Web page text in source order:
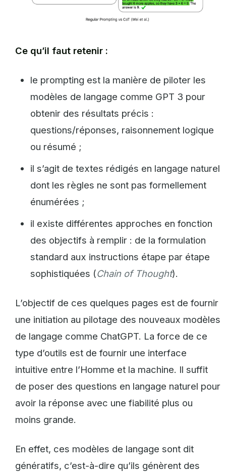
Ce qu’il faut retenir :
le prompting est la manière de piloter les
modèles de langage comme GPT 3 pour
obtenir des résultats précis :
questions/réponses, raisonnement logique
ou résumé ;
il s’agit de textes rédigés en langage naturel
dont les règles ne sont pas formellement
énumérées ;
il existe différentes approches en fonction
des objectifs à remplir : de la formulation
standard aux instructions étape par étape
sophistiquées (Chain of Thought).
L’objectif de ces quelques pages est de fournir
une initiation au pilotage des nouveaux modèles
de langage comme ChatGPT. La force de ce
type d’outils est de fournir une interface
intuitive entre l’Homme et la machine. Il suffit
de poser des questions en langage naturel pour
avoir la réponse avec une fiabilité plus ou
moins grande.
En effet, ces modèles de langage sont dit
génératifs, c’est-à-dire qu’ils génèrent des